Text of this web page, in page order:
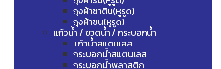
ถุงผ้าซาติน(หูรูด)
ถุงผ้าขน(หูรูด)
แก้วน้ำ / ขวดน้ำ / กระบอกน้ำ
แก้วน้ำสแตนเลส
กระบอกน้ำสแตนเลส
กระบอกน้ำพลาสติก